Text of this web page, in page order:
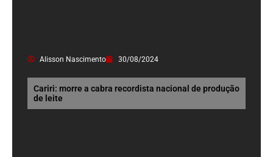
Alisson Nascimento 30/08/2024
Cariri: morre a cabra recordista nacional de produção
de leite